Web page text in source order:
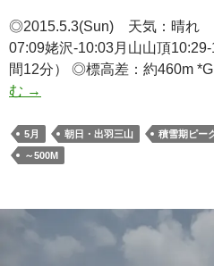
◎2015.5.3(Sun) 天気：晴れ
07:09姥沢-10:03月山山頂
間12分） ◎標高差：約460m
む 日
百
名
（姥
→
5月 朝日・出羽三山 積雪期ピー
～500M